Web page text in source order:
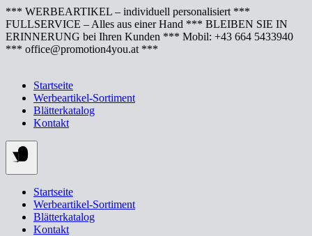
Springe
zum
Inhalt
*** WERBEARTIKEL – individuell personalisiert ***
FULLSERVICE – Alles aus einer Hand *** BLEIBEN SIE IN
ERINNERUNG bei Ihren Kunden *** Mobil: +43 664 5433940
*** office@promotion4you.at ***
Startseite
Werbeartikel-Sortiment
Blätterkatalog
Kontakt
Startseite
Werbeartikel-Sortiment
Blätterkatalog
Kontakt